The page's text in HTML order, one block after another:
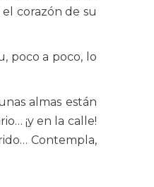
corazón de su
poco a poco, lo
almas están
¡y en la calle!
Contempla,